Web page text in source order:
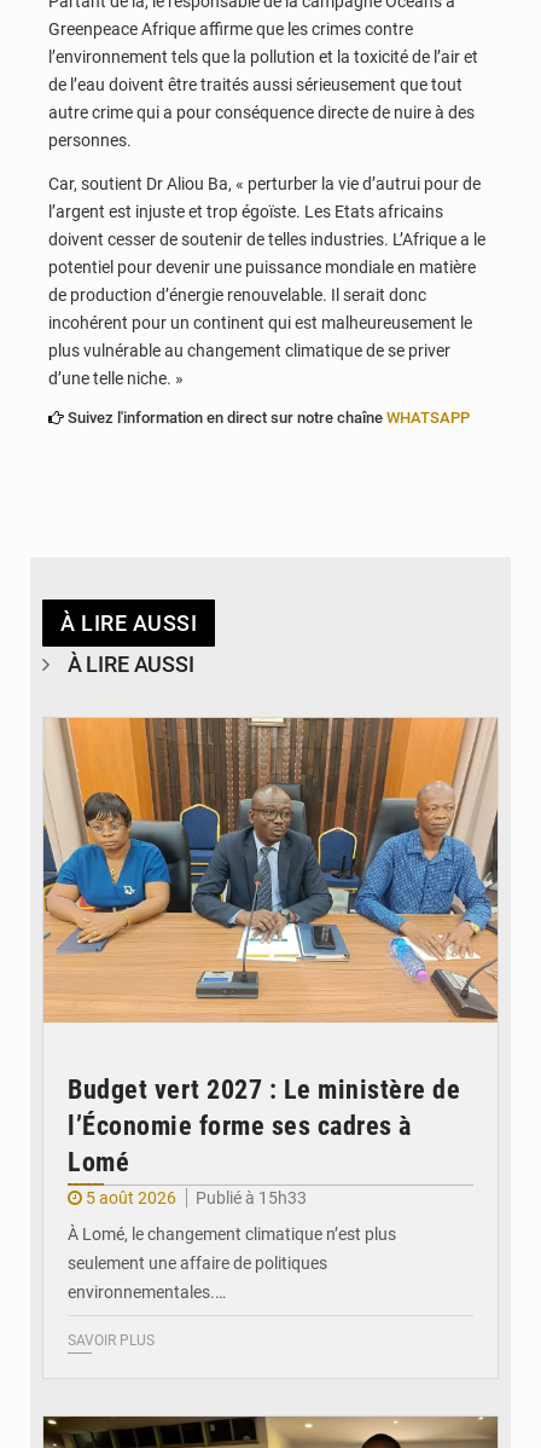
Greenpeace Afrique affirme que les crimes contre
l’environnement tels que la pollution et la toxicité de l’air et
de l’eau doivent être traités aussi sérieusement que tout
autre crime qui a pour conséquence directe de nuire à des
personnes.
Car, soutient Dr Aliou Ba, « perturber la vie d’autrui pour de
l’argent est injuste et trop égoïste. Les Etats africains
doivent cesser de soutenir de telles industries. L’Afrique a le
potentiel pour devenir une puissance mondiale en matière
de production d’énergie renouvelable. Il serait donc
incohérent pour un continent qui est malheureusement le
plus vulnérable au changement climatique de se priver
d’une telle niche. »
Suivez l'information en direct sur notre chaîne WHATSAPP
À LIRE AUSSI
À LIRE AUSSI
Budget vert 2027 : Le ministère de
l’Économie forme ses cadres à
Lomé
5 août 2026
Publié à 15h33
À Lomé, le changement climatique n’est plus
seulement une affaire de politiques
environnementales.…
SAVOIR PLUS